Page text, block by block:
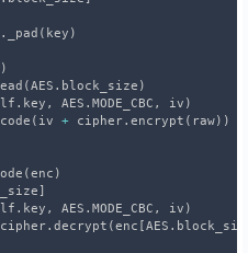
. _pad ( key )
)
( AES . block_size )
. key , AES . MODE_CBC , iv )
( iv + cipher. encrypt ( raw) )
( enc )
. key , AES . MODE_CBC , iv )
cipher. decrypt ( enc AES .